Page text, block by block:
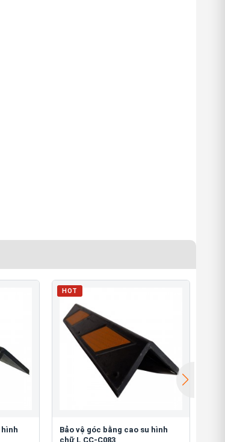
hình
HOT
Bảo vệ góc bằng cao su hình
chữ L CC-C083